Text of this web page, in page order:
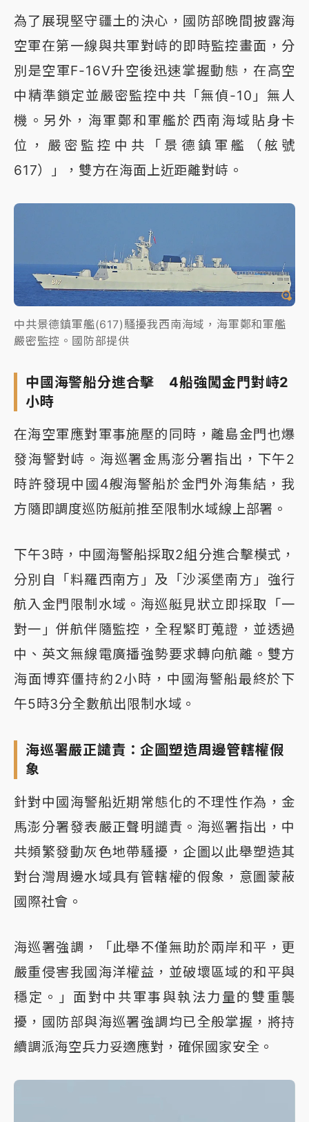
為了展現堅守疆土的決心，國防部晚間披露海
空軍在第一線與共軍對峙的即時監控畫面，分
別是空軍F-16V升空後迅速掌握動態，在高空
中精準鎖定並嚴密監控中共「無偵-10」無人
機。另外，海軍鄭和軍艦於西南海域貼身卡
位，嚴密監控中共「景德鎮軍艦（舷號
617）」，雙方在海面上近距離對峙。
中共景德鎮軍艦(617)騷擾我西南海域，海軍鄭和軍艦
嚴密監控。國防部提供
中國海警船分進合擊 4船強闖金門對峙2
小時
在海空軍應對軍事施壓的同時，離島金門也爆
發海警對峙。海巡署金馬澎分署指出，下午2
時許發現中國4艘海警船於金門外海集結，我
方隨即調度巡防艇前推至限制水域線上部署。
下午3時，中國海警船採取2組分進合擊模式，
分別自「料羅西南方」及「沙溪堡南方」強行
航入金門限制水域。海巡艇見狀立即採取「一
對一」併航伴隨監控，全程緊盯蒐證，並透過
中、英文無線電廣播強勢要求轉向航離。雙方
海面博弈僵持約2小時，中國海警船最終於下
午5時3分全數航出限制水域。
海巡署嚴正譴責：企圖塑造周邊管轄權假
象
針對中國海警船近期常態化的不理性作為，金
馬澎分署發表嚴正聲明譴責。海巡署指出，中
共頻繁發動灰色地帶騷擾，企圖以此舉塑造其
對台灣周邊水域具有管轄權的假象，意圖蒙蔽
國際社會。
海巡署強調，「此舉不僅無助於兩岸和平，更
嚴重侵害我國海洋權益，並破壞區域的和平與
穩定。」面對中共軍事與執法力量的雙重襲
擾，國防部與海巡署強調均已全般掌握，將持
續調派海空兵力妥適應對，確保國家安全。